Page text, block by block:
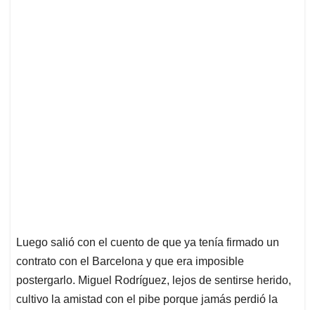
Luego salió con el cuento de que ya tenía firmado un
contrato con el Barcelona y que era imposible
postergarlo. Miguel Rodríguez, lejos de sentirse herido,
cultivo la amistad con el pibe porque jamás perdió la